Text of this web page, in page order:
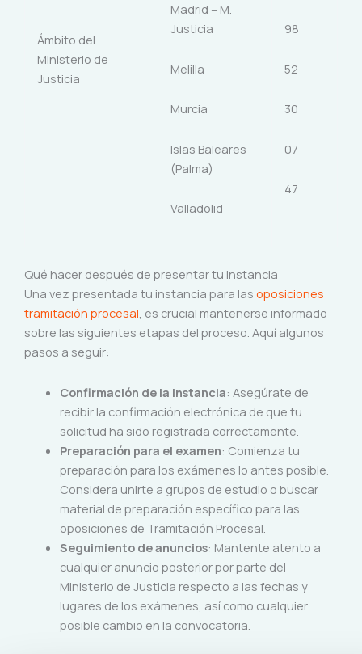
Ámbito del
Ministerio de
Justicia
Madrid – M.
Justicia
Melilla
Murcia
Islas Baleares
(Palma)
Valladolid
98
52
30
07
47
Qué hacer después de presentar tu instancia
Una vez presentada tu instancia para las oposiciones
tramitación procesal, es crucial mantenerse informado
sobre las siguientes etapas del proceso. Aquí algunos
pasos a seguir:
Confirmación de la instancia: Asegúrate de
recibir la confirmación electrónica de que tu
solicitud ha sido registrada correctamente.
Preparación para el examen: Comienza tu
preparación para los exámenes lo antes posible.
Considera unirte a grupos de estudio o buscar
material de preparación específico para las
oposiciones de Tramitación Procesal.
Seguimiento de anuncios: Mantente atento a
cualquier anuncio posterior por parte del
Ministerio de Justicia respecto a las fechas y
lugares de los exámenes, así como cualquier
posible cambio en la convocatoria.